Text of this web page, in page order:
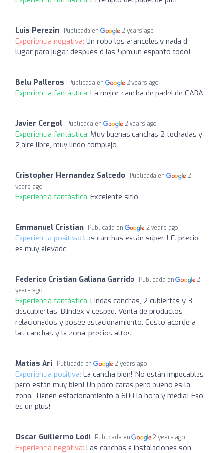
Luis Perezin Publicada en 2 years ago
Experiencia negativa: Un robo los aranceles.y nada d
lugar para jugar después d las 5pm.un espanto todo!
Belu Palleros Publicada en 2 years ago
Experiencia fantástica: La mejor cancha de padel de CABA
Javier Cergol Publicada en 2 years ago
Experiencia fantástica: Muy buenas canchas 2 techadas y
2 aire libre, muy lindo complejo
Cristopher Hernandez Salcedo Publicada en
2
years ago
Experiencia fantástica: Excelente sitio
Emmanuel Cristian Publicada en 2 years ago
Experiencia positiva: Las canchas están súper ! El precio
es muy elevado
Federico Cristian Galiana Garrido Publicada en
2
years ago
Experiencia fantástica: Lindas canchas, 2 cubiertas y 3
descubiertas. Blindex y cesped. Venta de productos
relacionados y posee estacionamiento. Costo acorde a
las canchas y la zona, precios altos.
Matias Ari Publicada en 2 years ago
Experiencia positiva: La cancha bien! No están impecables
pero están muy bien! Un poco caras pero bueno es la
zona. Tienen estacionamiento a 600 la hora y media! Eso
es un plus!
Oscar Guillermo Lodi Publicada en 2 years ago
Experiencia negativa: Las canchas e instalaciónes son